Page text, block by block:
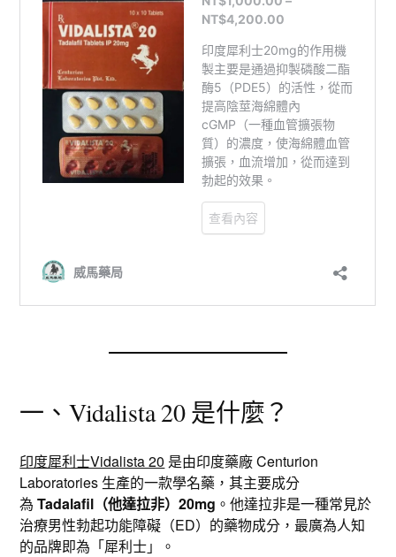
一、Vidalista 20 是什麼？
印度犀利士Vidalista 20 是由印度藥廠 Centurion
Laboratories 生產的一款學名藥，其主要成分
為Tadalafil（他達拉非）20mg 。他達拉非是一種常見於
治療男性勃起功能障礙（ED）的藥物成分，最廣為人知
的品牌即為「犀利士」。